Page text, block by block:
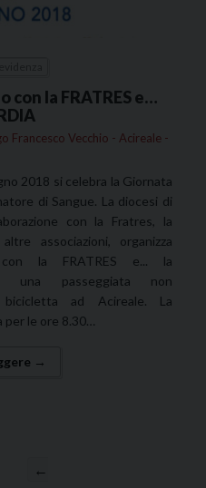
con la FRATRES e…
Francesco Vecchio - Acireale -
2018 si celebra la Giornata
di Sangue. La diocesi di
con la Fratres, la
associazioni, organizza
con la FRATRES e... la
una passeggiata non
ad Acireale. La
per le ore 8.30…
→
←